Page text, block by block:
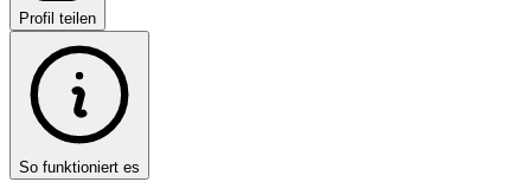
Profil teilen
So funktioniert es